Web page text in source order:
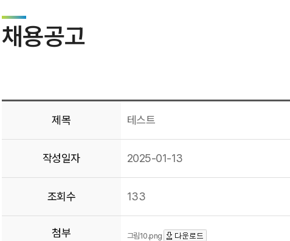
채용공고
제목 테스트
작성일자 2025-01-13
조회수 133
첨부 그림10.png